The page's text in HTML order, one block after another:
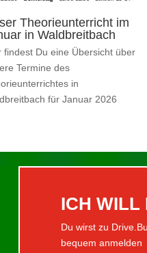
Theorieunterricht im
in Waldbreitbach
findest Du eine Übersicht über
Termine des
in
für Januar 2026
ICH WILL
Du wirst zu
bequem anmelden